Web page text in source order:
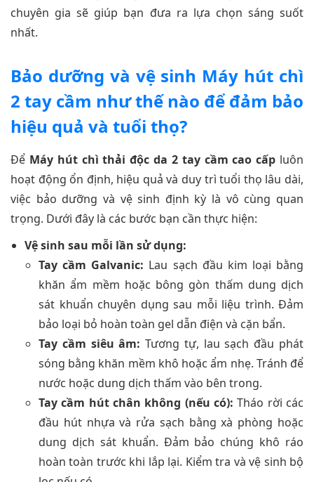
chuyên gia sẽ giúp bạn đưa ra lựa chọn sáng suốt
nhất.
Bảo dưỡng và vệ sinh Máy hút chì
2 tay cầm như thế nào để đảm bảo
hiệu quả và tuổi thọ?
Để Máy hút chì thải độc da 2 tay cầm cao cấp luôn
hoạt động ổn định, hiệu quả và duy trì tuổi thọ lâu dài,
việc bảo dưỡng và vệ sinh định kỳ là vô cùng quan
trọng. Dưới đây là các bước bạn cần thực hiện:
Vệ sinh sau mỗi lần sử dụng:
Tay cầm Galvanic: Lau sạch đầu kim loại bằng
khăn ẩm mềm hoặc bông gòn thấm dung dịch
sát khuẩn chuyên dụng sau mỗi liệu trình. Đảm
bảo loại bỏ hoàn toàn gel dẫn điện và cặn bẩn.
Tay cầm siêu âm: Tương tự, lau sạch đầu phát
sóng bằng khăn mềm khô hoặc ẩm nhẹ. Tránh để
nước hoặc dung dịch thấm vào bên trong.
Tay cầm hút chân không (nếu có): Tháo rời các
đầu hút nhựa và rửa sạch bằng xà phòng hoặc
dung dịch sát khuẩn. Đảm bảo chúng khô ráo
hoàn toàn trước khi lắp lại. Kiểm tra và vệ sinh bộ